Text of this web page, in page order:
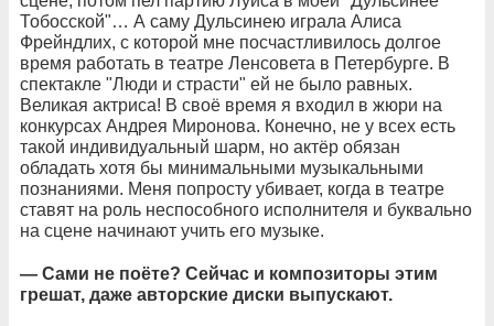
Тобосской"… А саму Дульсинею играла Алиса
Фрейндлих, с которой мне посчастливилось долгое
время работать в театре Ленсовета в Петербурге. В
спектакле "Люди и страсти" ей не было равных.
Великая актриса! В своё время я входил в жюри на
конкурсах Андрея Миронова. Конечно, не у всех есть
такой индивидуальный шарм, но актёр обязан
обладать хотя бы минимальными музыкальными
познаниями. Меня попросту убивает, когда в театре
ставят на роль неспособного исполнителя и буквально
на сцене начинают учить его музыке.
— Сами не поёте? Сейчас и композиторы этим
грешат, даже авторские диски выпускают.